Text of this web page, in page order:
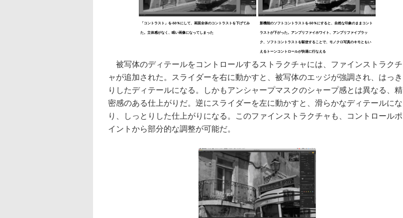
「コントラスト」を-50％にして、画面全体のコントラストを下げてみ
た。立体感がなく、眠い画像になってしまった
新機能のソフトコントラストを-50％にすると、自然な印象のままコント
ラストが下がった。アンプリファイホワイト、アンプリファイブラッ
ク、ソフトコントラストを駆使することで、モノクロ写真のキモともい
えるトーンコントロールが快適に行なえる
被写体のディテールをコントロールするストラクチャには、ファインストラクチ
ャが追加された。スライダーを右に動かすと、被写体のエッジが強調され、はっき
りしたディテールになる。しかもアンシャープマスクのシャープ感とは異なる、精
密感のある仕上がりだ。逆にスライダーを左に動かすと、滑らかなディテールにな
り、しっとりした仕上がりになる。このファインストラクチャも、コントロールポ
イントから部分的な調整が可能だ。